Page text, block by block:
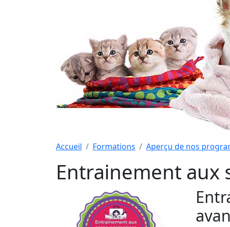
Accueil Formations Aperçu de nos
Entrainement aux